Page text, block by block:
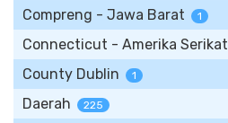
Compreng - Jawa Barat 1
Connecticut - Amerika Serikat
County Dublin 1
Daerah 225